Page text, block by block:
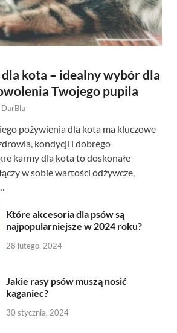
kota – idealny wybór dla
Twojego pupila
DarBla
pożywienia dla kota ma kluczowe
kondycji i dobrego
karmy dla kota to doskonałe
w sobie wartości odżywcze,
Które akcesoria dla psów są
najpopularniejsze w 2024 roku?
28 lutego, 2024
Jakie rasy psów muszą nosić
kaganiec?
30 stycznia, 2024